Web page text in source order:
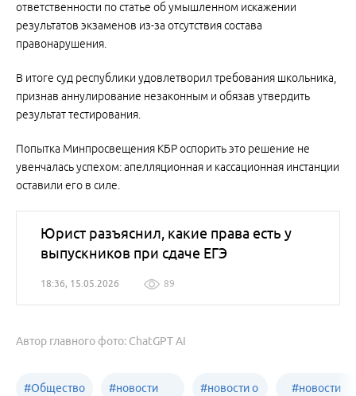
ответственности по статье об умышленном искажении
результатов экзаменов из-за отсутствия состава
правонарушения.
В итоге суд республики удовлетворил требования школьника,
признав аннулирование незаконным и обязав утвердить
результат тестирования.
Попытка Минпросвещения КБР оспорить это решение не
увенчалась успехом: апелляционная и кассационная инстанции
оставили его в силе.
Юрист разъяснил, какие права есть у
выпускников при сдаче ЕГЭ
18:36, 15.05.2026 89
Автор главного фото: ChatGPT AI
#Общество #новости #новости о #новости